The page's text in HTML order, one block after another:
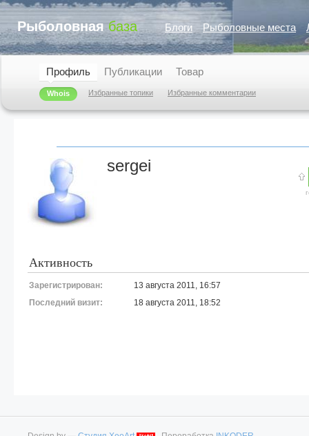
Рыболовная база Блоги Рыболовные места
Профиль
Whois Избранные топики Избранные комментарии
Публикации Товар
sergei
Активность
Зарегистрирован:
13 августа 2011, 16:57
Последний визит:
18 августа 2011, 18:52